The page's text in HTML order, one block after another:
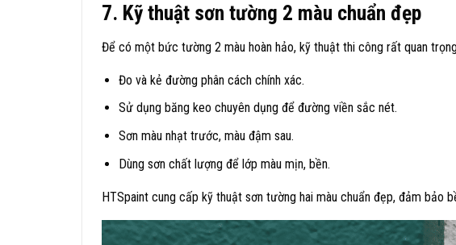
7. Kỹ thuật sơn tường 2 màu chuẩn đẹp
Để có một bức tường 2 màu hoàn hảo, kỹ thuật thi công rất quan
Đo và kẻ đường phân cách chính xác.
Sử dụng băng keo chuyên dụng để đường viền sắc nét.
Sơn màu nhạt trước, màu đậm sau.
Dùng sơn chất lượng để lớp màu mịn, bền.
HTSpaint cung cấp kỹ thuật sơn tường hai màu chuẩn đẹp, đảm bảo